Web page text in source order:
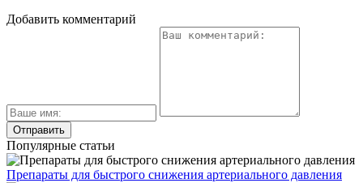
Добавить комментарий
Популярные статьи
Препараты для быстрого снижения артериального давления